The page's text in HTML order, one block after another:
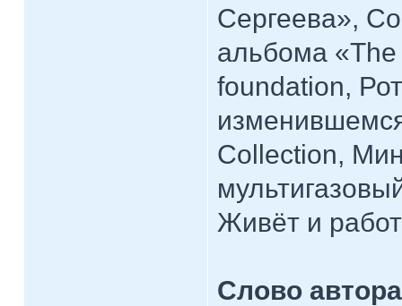
Сергеева»,
альбома
foundation,
Collection,
Живёт и
Слово